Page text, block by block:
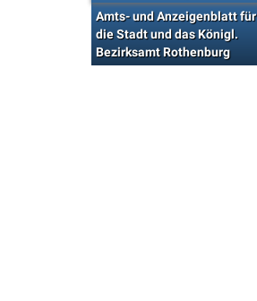
Amts- und Anzeigenblatt für
die Stadt und das Königl.
Bezirksamt Rothenburg